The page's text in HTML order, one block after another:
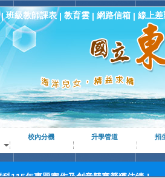
班級教師課表| 教育雲| 網路信箱| 線上差
校內分機 升學管道 招
115年專題實作及創意競賽榮獲佳績！